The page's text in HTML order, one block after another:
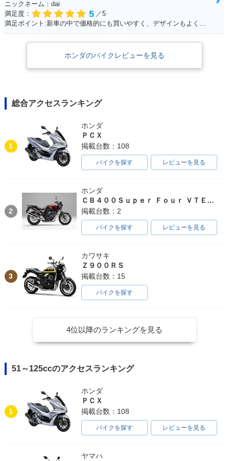
ニックネーム：dai
満足度：
5 ／5
満足ポイント:新車の中で価格的にも買いやすく、デザインもよくて購入しました。
ホンダのバイクレビューを見る
総合アクセスランキング
1
ホンダ
ＰＣＸ
掲載台数：108
バイクを探す レビューを見る
2
ホンダ
ＣＢ４００Ｓｕｐｅｒ Ｆｏｕｒ ＶＴＥＣ ＳＰＥＣ３
掲載台数：2
バイクを探す レビューを見る
3
カワサキ
Ｚ９００ＲＳ
掲載台数：15
バイクを探す
4位以降のランキングを見る
51～125ccのアクセスランキング
1
ホンダ
ＰＣＸ
掲載台数：108
バイクを探す レビューを見る
ヤマハ